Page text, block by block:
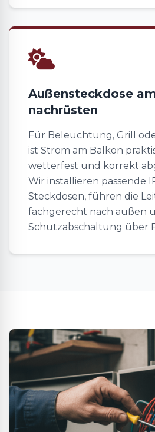
Außensteckdose
nachrüsten
Für Beleuchtung, Grill
ist Strom am Balkon
wetterfest und korrekt
Wir installieren passende
Steckdosen, führen die
fachgerecht nach außen
Schutzabschaltung über